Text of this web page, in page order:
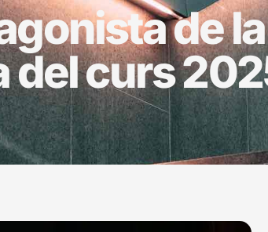
de
del curs